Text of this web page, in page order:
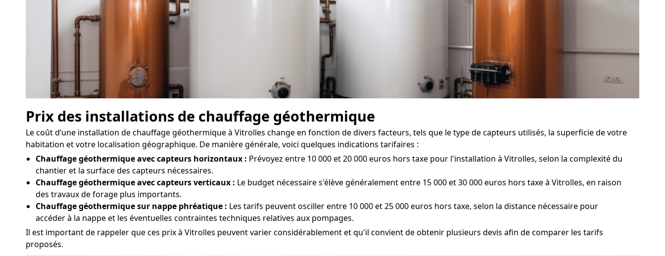
Prix des installations de chauffage géothermique
Le coût d’une installation de chauffage géothermique à Vitrolles change en fonction de divers facteurs, tels que le type de capteurs utilisés, la superficie de votre
habitation et votre localisation géographique. De manière générale, voici quelques indications tarifaires :
Chauffage géothermique avec capteurs horizontaux : Prévoyez entre 10 000 et 20 000 euros hors taxe pour l'installation à Vitrolles, selon la complexité du
chantier et la surface des capteurs nécessaires.
Chauffage géothermique avec capteurs verticaux : Le budget nécessaire s'élève généralement entre 15 000 et 30 000 euros hors taxe à Vitrolles, en raison
des travaux de forage plus importants.
Chauffage géothermique sur nappe phréatique : Les tarifs peuvent osciller entre 10 000 et 25 000 euros hors taxe, selon la distance nécessaire pour
accéder à la nappe et les éventuelles contraintes techniques relatives aux pompages.
Il est important de rappeler que ces prix à Vitrolles peuvent varier considérablement et qu'il convient de obtenir plusieurs devis afin de comparer les tarifs
proposés.